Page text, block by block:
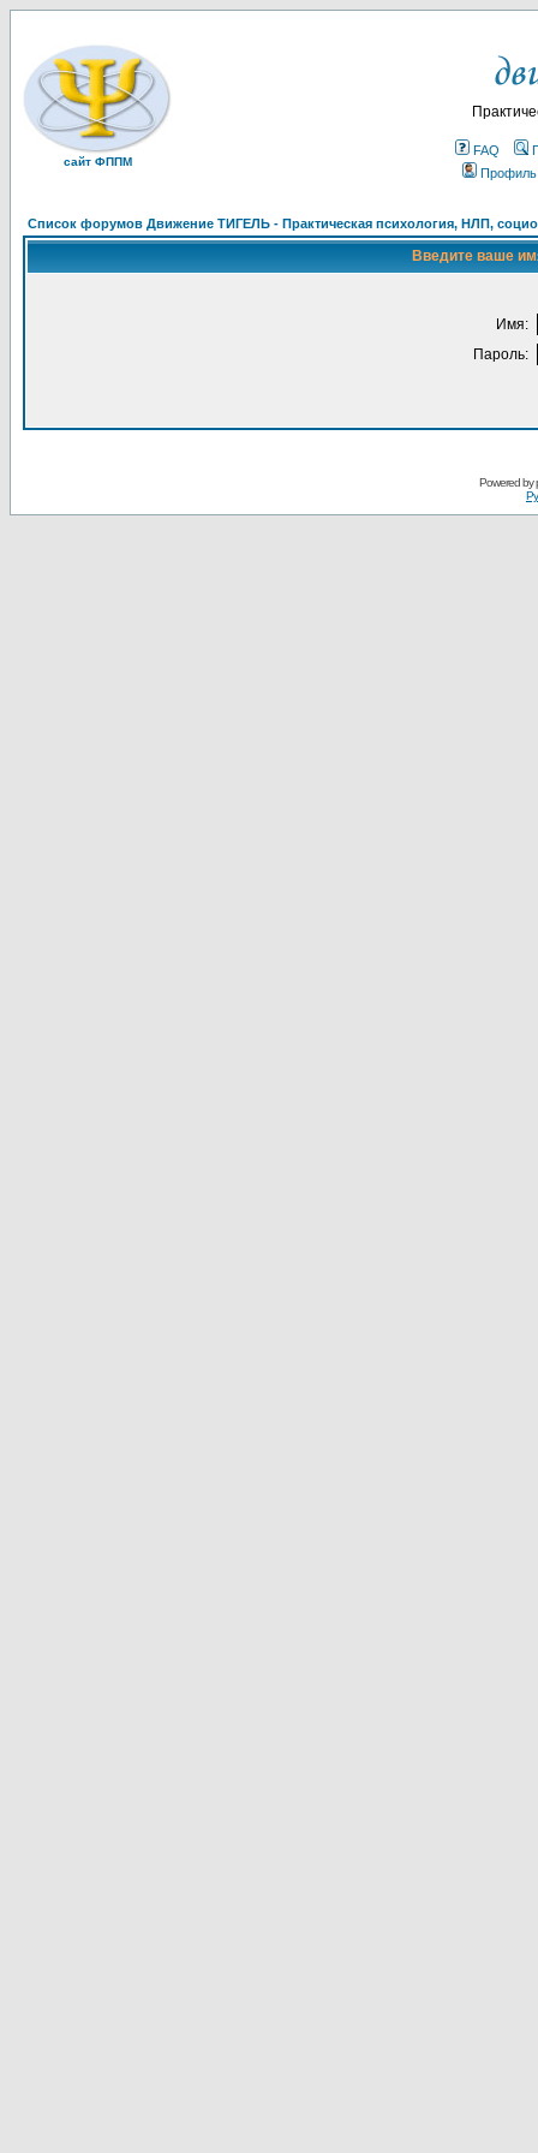
сайт ФППМ
FAQ
Профиль
Список форумов Движение ТИГЕЛЬ - Практическая психология, НЛП,
Введите ваше
Имя:
Пароль:
Powered by